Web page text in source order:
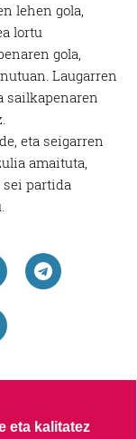
lehen gola,
lortu
gola,
Laugarren
sailkapenaren
eta seigarren
amaituta,
sei partida
eta kalitatez